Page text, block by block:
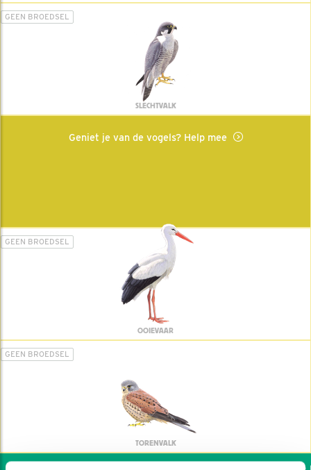
GEEN BROEDSEL
SLECHTVALK
Geniet je van de vogels? Help mee
GEEN BROEDSEL
OOIEVAAR
GEEN BROEDSEL
TORENVALK